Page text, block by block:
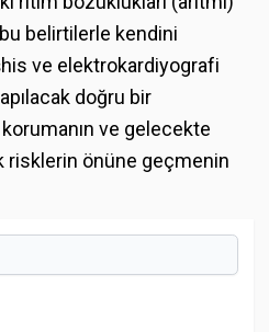
belirtilerle kendini
ve elektrokardiyografi
doğru bir
ve gelecekte
risklerin önüne geçmenin